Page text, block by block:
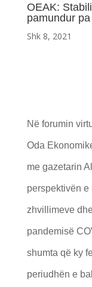
OEAK:
pamundur
Shk 8, 2021
Në forumin
Oda
me gazetarin
perspektivën e
zhvillimeve
pandemisë
shumta që ky
periudhën e